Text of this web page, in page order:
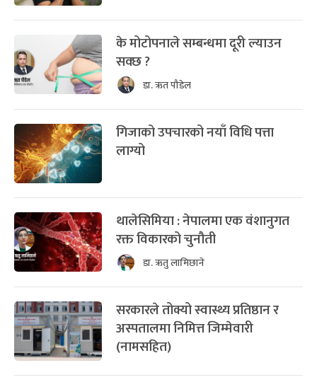
के मोटोपनाले सम्बन्धमा दूरी ल्याउन
सक्छ ?
डा. ऋत पौडेल
गिजाको उपचारको नयाँ विधि पत्ता
लाग्यो
थालेसिमिया : नेपालमा एक वंशानुगत
रक्त विकारको चुनौती
डा. ऋतु लामिछाने
सरकारले तोक्यो स्वास्थ्य प्रतिष्ठान र
अस्पतालमा निमित्त जिम्मेवारी
(नामसहित)